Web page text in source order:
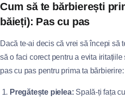
Cum să te bărbierești
băieți): Pas cu pas
Dacă te-ai decis că vrei să începi să
să o faci corect pentru a evita iritațiile
pas cu pas pentru prima ta bărbierire:
Pregătește pielea: Spală-ți fața